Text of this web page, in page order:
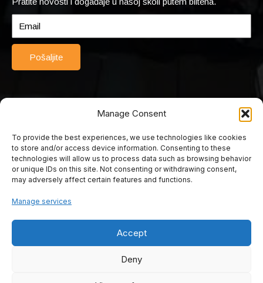
Manage Consent
To provide the best experiences, we use technologies like cookies
to store and/or access device information. Consenting to these
technologies will allow us to process data such as browsing behavior
or unique IDs on this site. Not consenting or withdrawing consent,
may adversely affect certain features and functions.
Manage services
Accept
Deny
Pošaljite
© 2025 Srednja turističko-ugostiteljska škola Mostar. Sva prava
pridržana. Web by Rimac web studio.
Srednja turističko
ugostiteljska škola
Mostar